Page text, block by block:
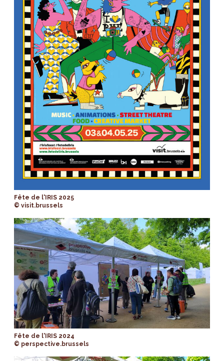
Fête de l'IRIS 2025
© visit.brussels
Fête de l'IRIS 2024
© perspective.brussels